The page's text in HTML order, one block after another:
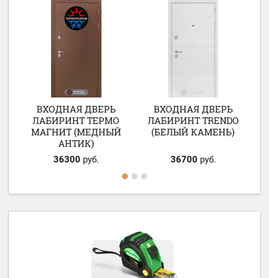
ВХОДНАЯ ДВЕРЬ
ЛАБИРИНТ ТЕРМО
МАГНИТ (МЕДНЫЙ
АНТИК)
36300 руб.
ВХОДНАЯ ДВЕРЬ
ЛАБИРИНТ TRENDO
(БЕЛЫЙ КАМЕНЬ)
36700 руб.